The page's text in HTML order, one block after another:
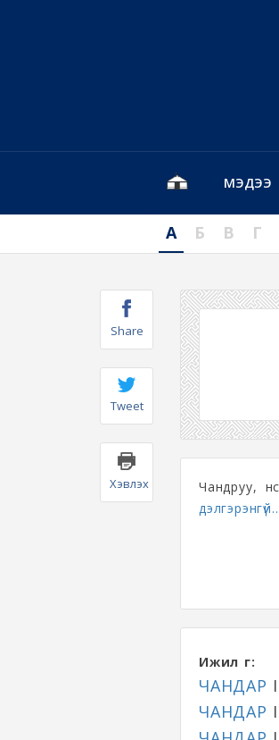
МЭДЭЭ
А Б В Г
Share
Tweet
Хэвлэх Чандруу,
дэлгэрэнгүй...
Ижил үг:
ЧАНДАР I
ЧАНДАР